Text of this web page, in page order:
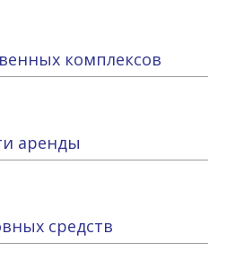
комплексов
аренды
средств